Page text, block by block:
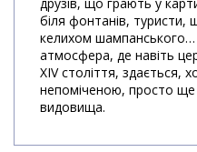
біля фонтанів,
келихом шампанського…
атмосфера, де навіть
XIV століття, здається,
непоміченою, просто
видовища.